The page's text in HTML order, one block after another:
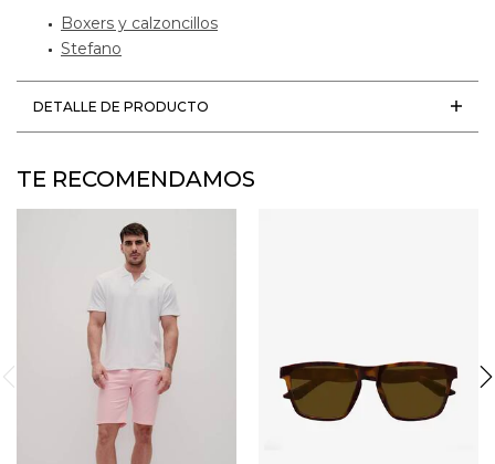
Boxers y calzoncillos
Stefano
DETALLE DE PRODUCTO
TE RECOMENDAMOS